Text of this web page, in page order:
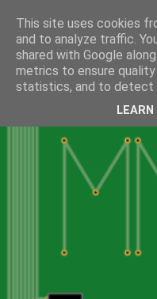
This site uses cookies
and to analyze traffic.
shared with Google
metrics to ensure
statistics, and to detect